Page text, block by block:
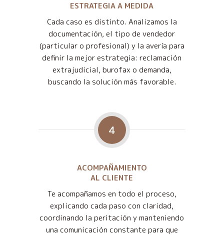
ESTRATEGIA A MEDIDA
Cada caso es distinto. Analizamos la
documentación, el tipo de vendedor
(particular o profesional) y la avería para
definir la mejor estrategia: reclamación
extrajudicial, burofax o demanda,
buscando la solución más favorable.
4
ACOMPAÑAMIENTO
AL CLIENTE
Te acompañamos en todo el proceso,
explicando cada paso con claridad,
coordinando la peritación y manteniendo
una comunicación constante para que